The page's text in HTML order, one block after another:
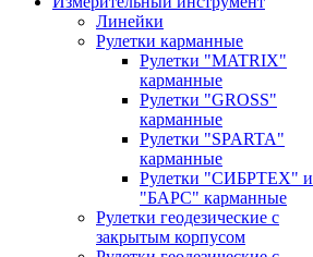
Линейки
Рулетки карманные
Рулетки "MATRIX"
карманные
Рулетки "GROSS"
карманные
Рулетки "SPARTA"
карманные
Рулетки "СИБРТЕХ" и
"БАРС" карманные
Рулетки геодезические с
закрытым корпусом